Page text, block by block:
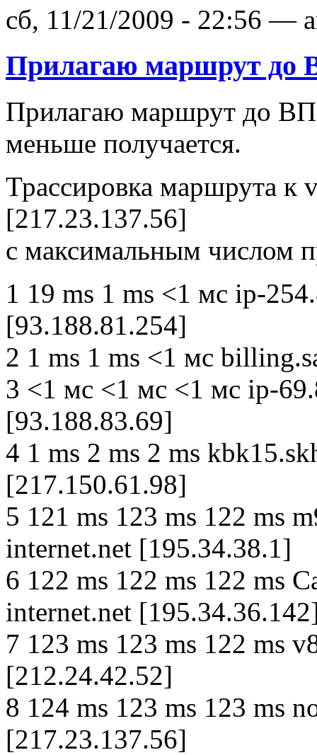
сб, 11/21/2009 - 22:56 —
Прилагаю маршрут до
Прилагаю маршрут до
меньше получается.
Трассировка маршрута к
[217.23.137.56]
с максимальным числом
1 19 ms 1 ms <1 мс ip-
[93.188.81.254]
2 1 ms 1 ms <1 мс
3 <1 мс <1 мс <1 мс ip-
[93.188.83.69]
4 1 ms 2 ms 2 ms
[217.150.61.98]
5 121 ms 123 ms 122 ms
internet.net [195.34.38.1]
6 122 ms 122 ms 122 ms
internet.net
7 123 ms 123 ms 122 ms
[212.24.42.52]
8 124 ms 123 ms 123 ms
[217.23.137.56]